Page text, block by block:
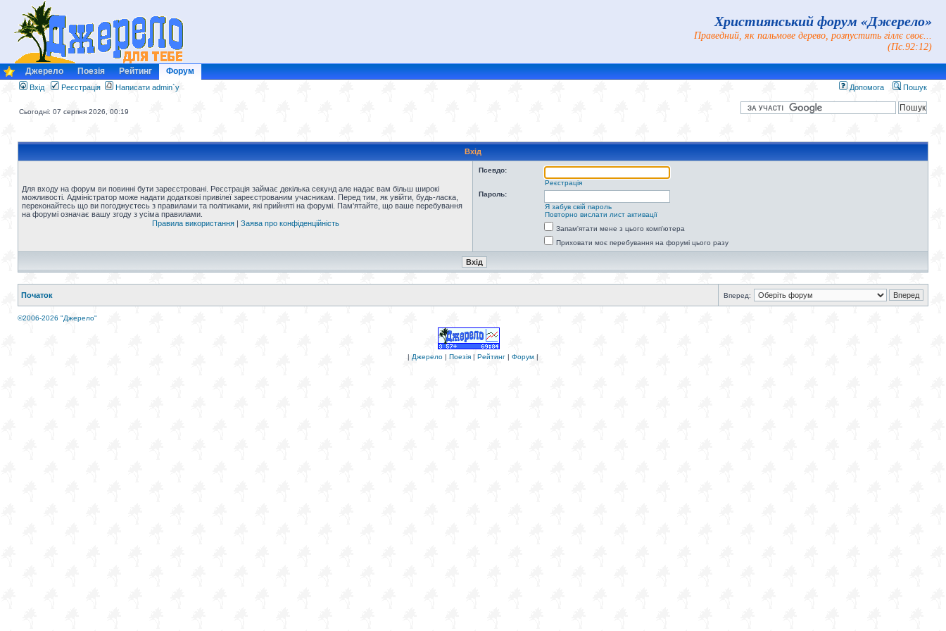
Християнський форум «Джерело»
Праведний, як пальмове дерево, розпустить гіллє своє...
(Пс.92:12)
Джерело Поезія Рейтинг Форум
Вхід Реєстрація Написати admin`у Допомога Пошук
Сьогодні: 07 серпня 2026, 00:19
Вхід
Для входу на форум ви повинні бути зареєстровані. Реєстрація займає декілька секунд але надає вам більш широкі
можливості. Адміністратор може надати додаткові привілеї зареєстрованим учасникам. Перед тим, як увійти, будь-ласка,
переконайтесь що ви погоджуєтесь з правилами та політиками, які прийняті на форумі. Пам'ятайте, що ваше перебування
на форумі означає вашу згоду з усіма правилами.
Правила використання| Заява про конфіденційність
Псевдо:
Реєстрація
Пароль:
Я забув свій пароль
Повторно вислати лист активації
Запам'ятати мене з цього комп'ютера
Приховати моє перебування на форумі цього разу
Початок Вперед:
©2006-2026 "Джерело"
| Джерело | Поезія | Рейтинг | Форум |